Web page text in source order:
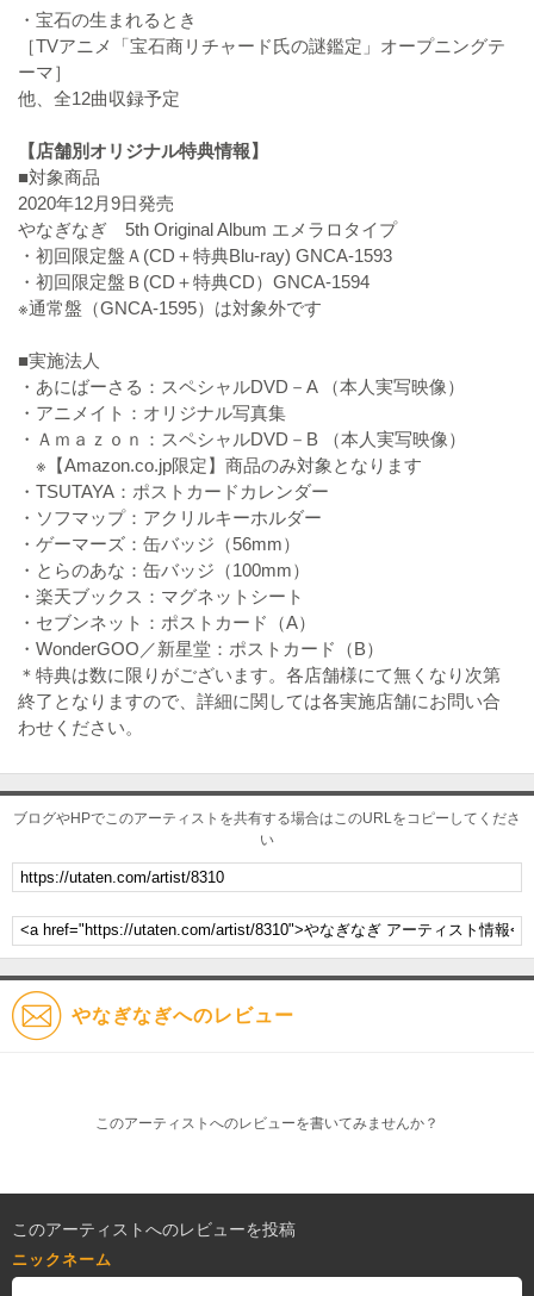
・宝石の生まれるとき
［TVアニメ「宝石商リチャード氏の謎鑑定」オープニングテ
ーマ］
他、全12曲収録予定
【店舗別オリジナル特典情報】
■対象商品
2020年12月9日発売
やなぎなぎ 5th Original Album エメラロタイプ
・初回限定盤Ａ(CD＋特典Blu-ray) GNCA-1593
・初回限定盤Ｂ(CD＋特典CD）GNCA-1594
※通常盤（GNCA-1595）は対象外です
■実施法人
・あにばーさる：スペシャルDVD－A （本人実写映像）
・アニメイト：オリジナル写真集
・Ａｍａｚｏｎ：スペシャルDVD－B （本人実写映像）
※【Amazon.co.jp限定】商品のみ対象となります
・TSUTAYA：ポストカードカレンダー
・ソフマップ：アクリルキーホルダー
・ゲーマーズ：缶バッジ（56mm）
・とらのあな：缶バッジ（100mm）
・楽天ブックス：マグネットシート
・セブンネット：ポストカード（A）
・WonderGOO／新星堂：ポストカード（B）
＊特典は数に限りがございます。各店舗様にて無くなり次第
終了となりますので、詳細に関しては各実施店舗にお問い合
わせください。
ブログやHPでこのアーティストを共有する場合はこのURLをコピーしてくださ
い
やなぎなぎへのレビュー
このアーティストへのレビューを書いてみませんか？
このアーティストへのレビューを投稿
ニックネーム